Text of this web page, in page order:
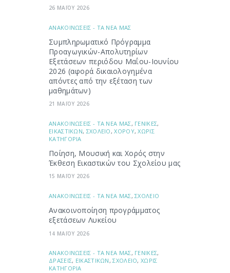
26 ΜΑΪΟΥ 2026
ΑΝΑΚΟΙΝΩΣΕΙΣ - ΤΑ ΝΕΑ ΜΑΣ
Συμπληρωματικό Πρόγραμμα
Προαγωγικών-Απολυτηρίων
Εξετάσεων περιόδου Μαΐου-Ιουνίου
2026 (αφορά δικαιολογημένα
απόντες από την εξέταση των
μαθημάτων)
21 ΜΑΪΟΥ 2026
ΑΝΑΚΟΙΝΩΣΕΙΣ - ΤΑ ΝΕΑ ΜΑΣ, ΓΕΝΙΚΕΣ,
ΕΙΚΑΣΤΙΚΩΝ, ΣΧΟΛΕΙΟ ,ΧΟΡΟΥ,ΧΩΡΙΣ
ΚΑΤΗΓΟΡΙΑ
Ποίηση, Μουσική και Χορός στην
Έκθεση Εικαστικών του Σχολείου μας
15 ΜΑΪΟΥ 2026
ΑΝΑΚΟΙΝΩΣΕΙΣ - ΤΑ ΝΕΑ ΜΑΣ,ΣΧΟΛΕΙΟ
Ανακοινοποίηση προγράμματος
εξετάσεων Λυκείου
14 ΜΑΪΟΥ 2026
ΑΝΑΚΟΙΝΩΣΕΙΣ - ΤΑ ΝΕΑ ΜΑΣ, ΓΕΝΙΚΕΣ,
ΔΡΑΣΕΙΣ, ΕΙΚΑΣΤΙΚΩΝ,ΣΧΟΛΕΙΟ,ΧΩΡΙΣ
ΚΑΤΗΓΟΡΙΑ